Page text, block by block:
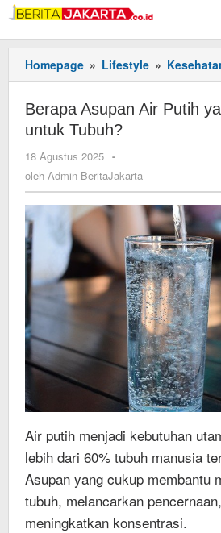
Lewati
ke
konten
Homepage » Lifestyle »
Berapa Asupan Air Putih
untuk Tubuh?
18 Agustus 2025 oleh
Admin
-
oleh Admin BeritaJakarta
Air putih menjadi kebutuhan
lebih dari 60% tubuh manusia
Asupan yang cukup membantu
tubuh, melancarkan
meningkatkan konsentrasi.